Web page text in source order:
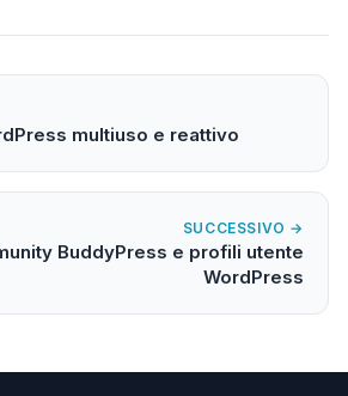
multiuso e reattivo
SUCCESSIVO →
BuddyPress e profili utente
WordPress